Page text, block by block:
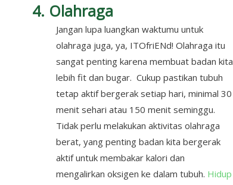
4. Olahraga
Jangan lupa luangkan waktumu untuk
olahraga juga, ya, ITOfriENd! Olahraga itu
sangat penting karena membuat badan kita
lebih fit dan bugar. Cukup pastikan tubuh
tetap aktif bergerak setiap hari, minimal 30
menit sehari atau 150 menit seminggu.
Tidak perlu melakukan aktivitas olahraga
berat, yang penting badan kita bergerak
aktif untuk membakar kalori dan
mengalirkan oksigen ke dalam tubuh. Hidup